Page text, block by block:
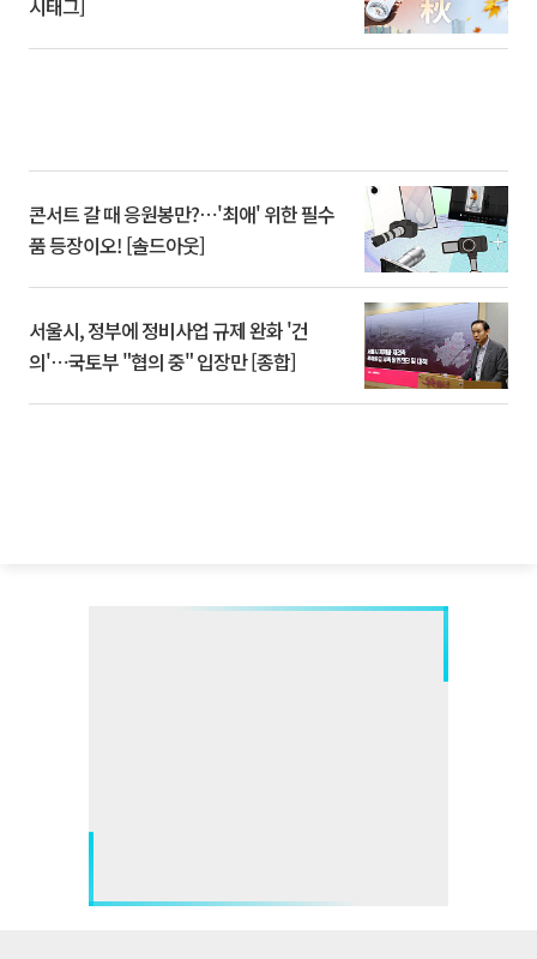
시태그]
콘서트 갈 때 응원봉만?⋯'최애' 위한 필수
품 등장이오! [솔드아웃]
서울시, 정부에 정비사업 규제 완화 '건
의'⋯국토부 "협의 중" 입장만 [종합]